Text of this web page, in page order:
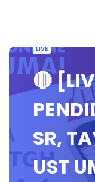
LIVE
🔴
SR,
UST